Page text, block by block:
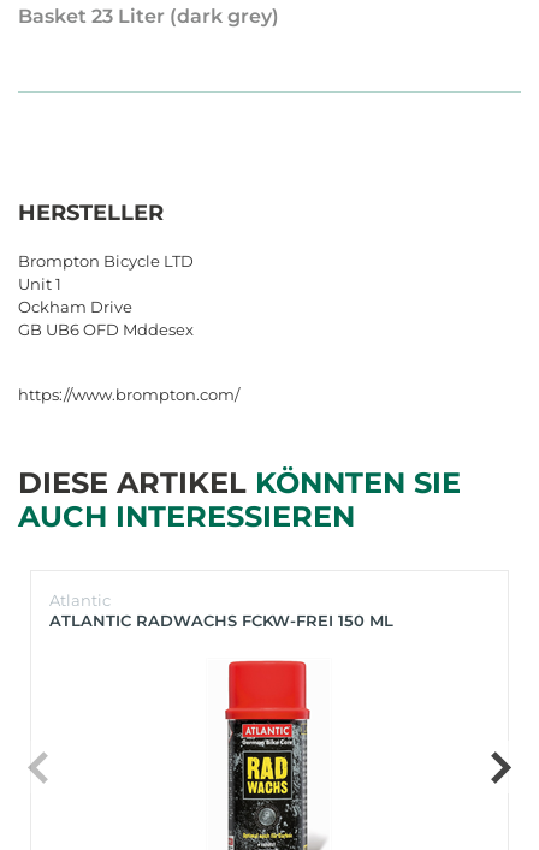
Basket 23 Liter (dark grey)
HERSTELLER
Brompton Bicycle LTD
Unit 1
Ockham Drive
GB UB6 OFD Mddesex
https://www.brompton.com/
DIESE ARTIKEL KÖNNTEN SIE
AUCH INTERESSIEREN
Atlantic
ATLANTIC RADWACHS FCKW-FREI 150 ML